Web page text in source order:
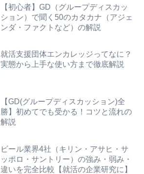
【初心者】GD（グループディスカッ
ション）で聞く50のカタカナ（アジェ
ンダ・ファクトなど）の解説
就活支援団体エンカレッジってなに？
実態から上手な使い方まで徹底解説
【GD(グループディスカッション)全
勝】初めてでも受かる！コツと流れの
解説
ビール業界4社（キリン・アサヒ・サ
ッポロ・サントリー）の強み・弱み・
違いを完全比較【就活の企業研究に】